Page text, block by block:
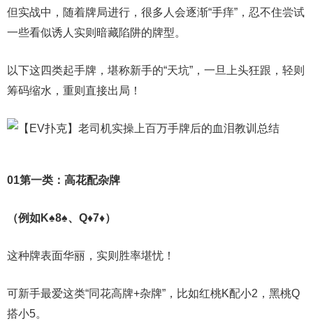
但实战中，随着牌局进行，很多人会逐渐“手痒”，忍不住尝试
一些看似诱人实则暗藏陷阱的牌型。
以下这四类起手牌，堪称新手的“天坑”，一旦上头狂跟，轻则
筹码缩水，重则直接出局！
01第一类：高花配杂牌
（例如K♠8♠、Q♦7♦）
这种牌表面华丽，实则胜率堪忧！
可新手最爱这类“同花高牌+杂牌”，比如红桃K配小2，黑桃Q
搭小5。